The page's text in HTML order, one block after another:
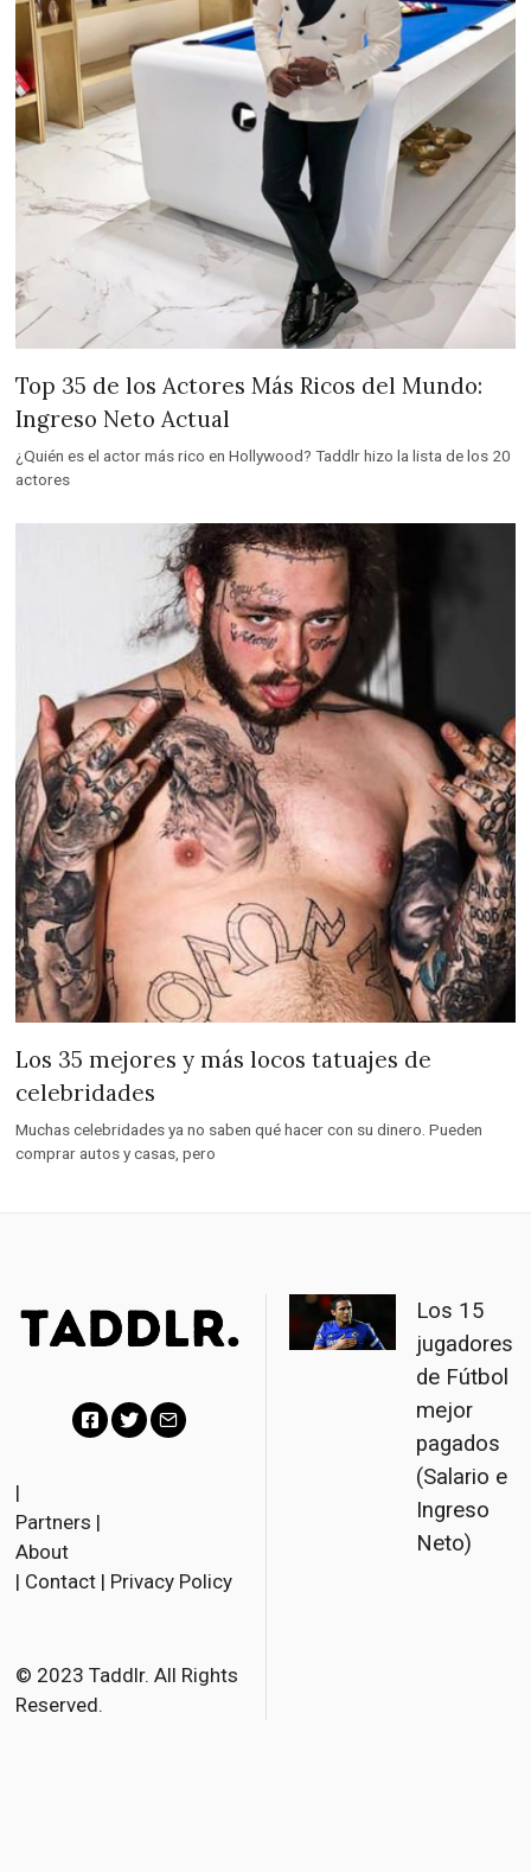
Top 35 de los Actores Más Ricos del Mundo:
Ingreso Neto Actual
¿Quién es el actor más rico en Hollywood? Taddlr hizo la lista de los 20
actores
Los 35 mejores y más locos tatuajes de
celebridades
Muchas celebridades ya no saben qué hacer con su dinero. Pueden
comprar autos y casas, pero
c
o
k
r
l
|
Partners |
About
| Contact | Privacy Policy
© 2023 Taddlr. All Rights
Reserved.
Los 15
jugadores
de Fútbol
mejor
pagados
(Salario e
Ingreso
Neto)